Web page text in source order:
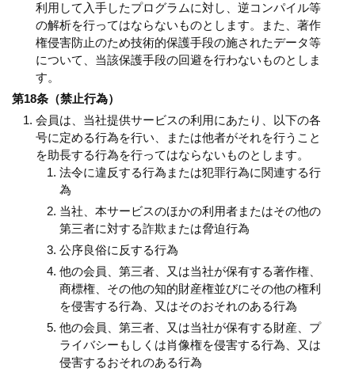
利用して入手したプログラムに対し、逆コンパイル等
の解析を行ってはならないものとします。また、著作
権侵害防止のため技術的保護手段の施されたデータ等
について、当該保護手段の回避を行わないものとしま
す。
第18条（禁止行為）
会員は、当社提供サービスの利用にあたり、以下の各
号に定める行為を行い、または他者がそれを行うこと
を助長する行為を行ってはならないものとします。
法令に違反する行為または犯罪行為に関連する行
為
当社、本サービスのほかの利用者またはその他の
第三者に対する詐欺または脅迫行為
公序良俗に反する行為
他の会員、第三者、又は当社が保有する著作権、
商標権、その他の知的財産権並びにその他の権利
を侵害する行為、又はそのおそれのある行為
他の会員、第三者、又は当社が保有する財産、プ
ライバシーもしくは肖像権を侵害する行為、又は
侵害するおそれのある行為